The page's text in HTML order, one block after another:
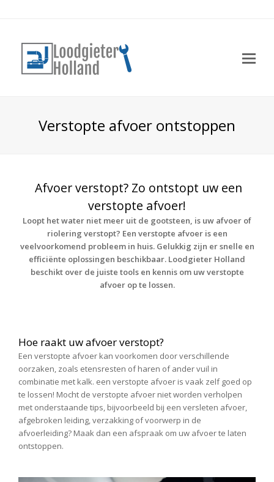
Verstopte afvoer ontstoppen
Afvoer verstopt? Zo ontstopt uw een
verstopte afvoer!
Loopt het water niet meer uit de gootsteen, is uw afvoer of
riolering verstopt? Een verstopte afvoer is een
veelvoorkomend probleem in huis. Gelukkig zijn er snelle en
efficiënte oplossingen beschikbaar. Loodgieter Holland
beschikt over de juiste tools en kennis om uw verstopte
afvoer op te lossen.
Hoe raakt uw afvoer verstopt?
Een verstopte afvoer kan voorkomen door verschillende
oorzaken, zoals etensresten of haren of ander vuil in
combinatie met kalk. een verstopte afvoer is vaak zelf goed op
te lossen! Mocht de verstopte afvoer niet worden verholpen
met onderstaande tips, bijvoorbeeld bij een versleten afvoer,
afgebroken leiding, verzakking of voorwerp in de
afvoerleiding? Maak dan een afspraak om uw afvoer te laten
ontstoppen.